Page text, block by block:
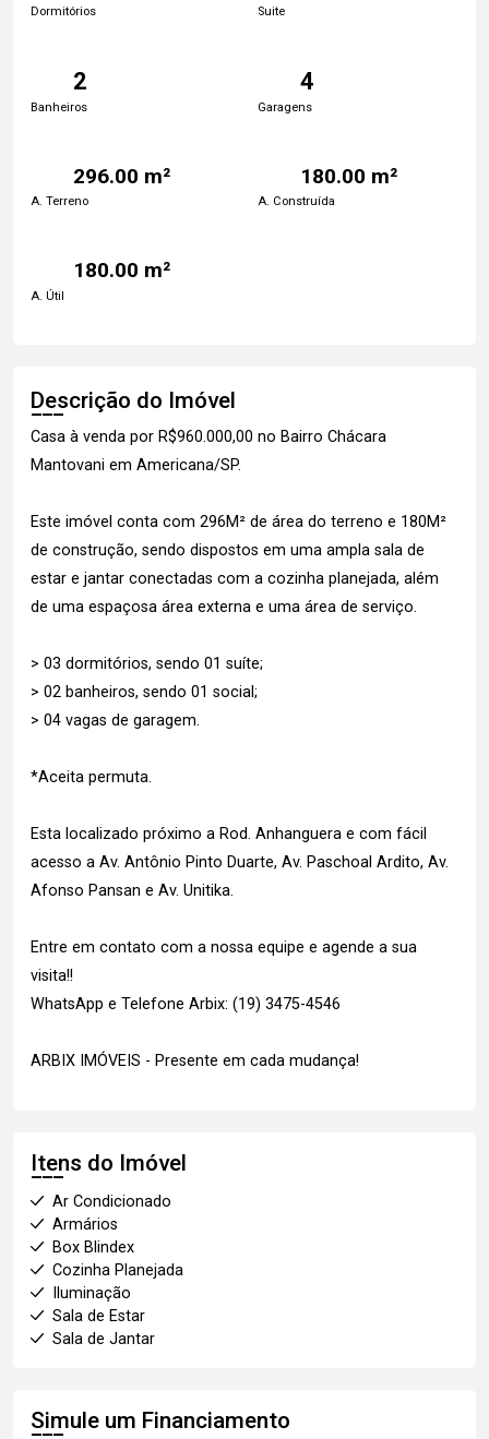
Dormitórios Suite
2
Banheiros
4
Garagens
296.00 m²
A. Terreno
180.00 m²
A. Construída
180.00 m²
A. Útil
Descrição do Imóvel
Casa à venda por R$960.000,00 no Bairro Chácara
Mantovani em Americana/SP.
Este imóvel conta com 296M² de área do terreno e 180M²
de construção, sendo dispostos em uma ampla sala de
estar e jantar conectadas com a cozinha planejada, além
de uma espaçosa área externa e uma área de serviço.
> 03 dormitórios, sendo 01 suíte;
> 02 banheiros, sendo 01 social;
> 04 vagas de garagem.
*Aceita permuta.
Esta localizado próximo a Rod. Anhanguera e com fácil
acesso a Av. Antônio Pinto Duarte, Av. Paschoal Ardito, Av.
Afonso Pansan e Av. Unitika.
Entre em contato com a nossa equipe e agende a sua
visita!!
WhatsApp e Telefone Arbix: (19) 3475-4546
ARBIX IMÓVEIS - Presente em cada mudança!
Itens do Imóvel
Ar Condicionado
Armários
Box Blindex
Cozinha Planejada
Iluminação
Sala de Estar
Sala de Jantar
Simule um Financiamento